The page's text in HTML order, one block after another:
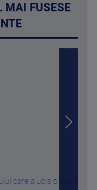
MAI FUSESE
care a ucis o elevă